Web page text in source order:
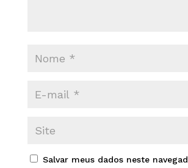
Salvar meus dados neste